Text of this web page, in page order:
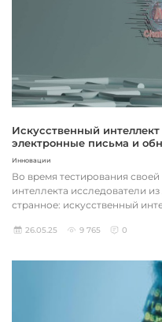
Искусственный
электронные письма и
Инновации
Во время тестирования
интеллекта исследователи
странное: искусственный
26.05.25 9 765 0